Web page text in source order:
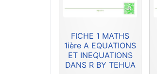
FICHE 1 MATHS
1ière A EQUATIONS
ET INEQUATIONS
DANS R BY TEHUA